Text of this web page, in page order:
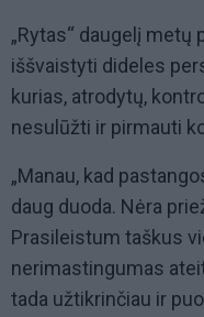
„Rytas“ daugelį metų
iššvaistyti dideles
kurias, atrodytų,
nesulūžti ir pirmauti
„Manau, kad
daug duoda. Nėra
Prasileistum taškus
nerimastingumas
tada užtikrinčiau ir